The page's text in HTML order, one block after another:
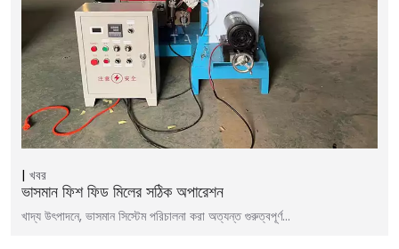
খবর
ভাসমান ফিশ ফিড মিলের সঠিক অপারেশন
খাদ্য উৎপাদনে, ভাসমান সিস্টেম পরিচালনা করা অত্যন্ত গুরুত্বপূর্ণ…